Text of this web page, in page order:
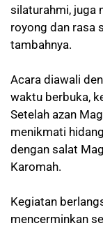
silaturahmi, juga
royong dan rasa
tambahnya.
Acara diawali
waktu berbuka,
Setelah azan
menikmati
dengan salat
Karomah.
Kegiatan
mencerminkan